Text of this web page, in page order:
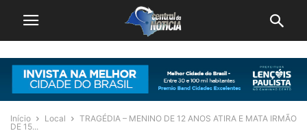
Início Local
TRAGÉDIA – MENINO DE 12 ANOS ATIRA E MATA IRMÃO
DE 15...